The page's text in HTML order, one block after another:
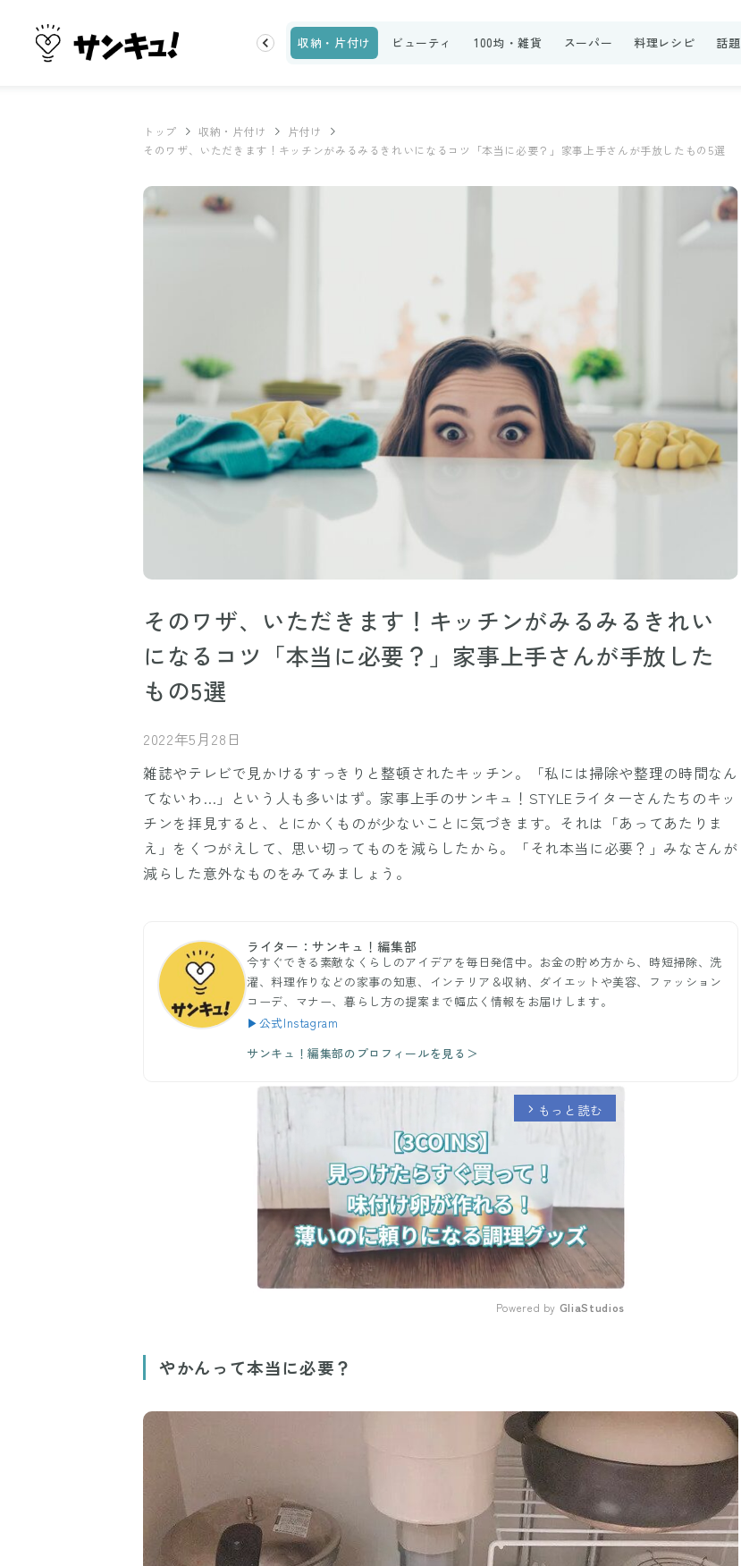
新着 ランキング 家事テク 収納・片付け ビューティ 100均・雑貨 スーパー 料理レシピ 話題
トップ 収納・片付け
片付け
そのワザ、いただきます！キッチンがみるみるきれいになるコツ「本当に必要？」家事上手さんが手放したもの5選
そのワザ、いただきます！キッチンがみるみるきれい
になるコツ「本当に必要？」家事上手さんが手放した
もの5選
2022年5月28日
雑誌やテレビで見かけるすっきりと整頓されたキッチン。「私には掃除や整理の時間なん
てないわ…」という人も多いはず。家事上手のサンキュ！STYLEライターさんたちのキッ
チンを拝見すると、とにかくものが少ないことに気づきます。それは「あってあたりま
え」をくつがえして、思い切ってものを減らしたから。「それ本当に必要？」みなさんが
減らした意外なものをみてみましょう。
ライター：サンキュ！編集部
今すぐできる素敵なくらしのアイデアを毎日発信中。お金の貯め方から、時短掃除、洗
濯、料理作りなどの家事の知恵、インテリア＆収納、ダイエットや美容、ファッション
コーデ、マナー、暮らし方の提案まで幅広く情報をお届けします。
▶公式Instagram
サンキュ！編集部のプロフィールを見る＞
arrow_forward_ios もっと読む
Powered by GliaStudios
やかんって本当に必要？